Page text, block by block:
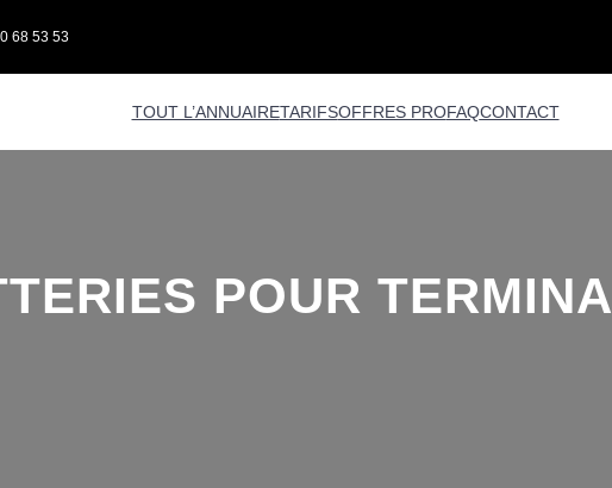
68 53 53
TOUT L’ANNUAIRETARIFSOFFRES PROFAQCONTACT
POUR